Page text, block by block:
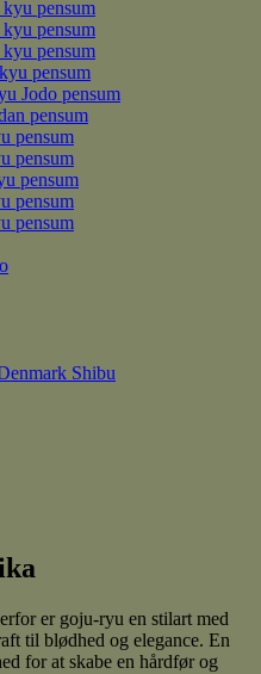
pensum
pensum
pensum
pensum
Jodo pensum
pensum
pensum
pensum
pensum
pensum
pensum
Shibu
er goju-ryu en stilart med
til blødhed og elegance. En
for at skabe en hårdfør og